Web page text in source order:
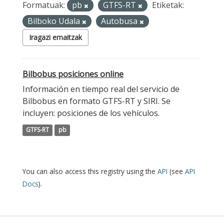
Formatuak: pb GTFS-RT
Etiketak:
Bilboko Udala
Autobusa
Iragazi emaitzak
Bilbobus posiciones online
Información en tiempo real del servicio de
Bilbobus en formato GTFS-RT y SIRI. Se
incluyen: posiciones de los vehículos.
GTFS-RT pb
You can also access this registry using the API (see API
Docs).